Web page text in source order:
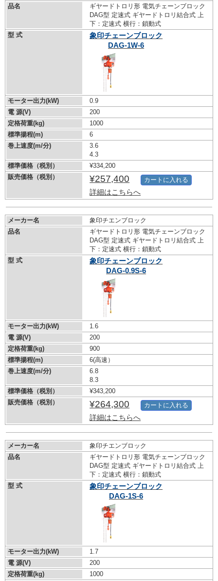
品名
ギヤードトロリ形 電気チェーンブロック
DAG型 定速式 ギヤードトロリ結合式 上
下：定速式 横行：鎖動式
型 式
象印チェーンブロック
DAG-1W-6
モーター出力(kW)
0.9
電 源(V)
200
定格荷重(kg)
1000
標準揚程(m)
6
巻上速度(m/分)
3.6
4.3
標準価格（税別）
¥334,200
販売価格（税別）
¥257,400
詳細はこちらへ
カートに入れる
メーカー名
象印チエンブロック
品名
ギヤードトロリ形 電気チェーンブロック
DAG型 定速式 ギヤードトロリ結合式 上
下：定速式 横行：鎖動式
型 式
象印チェーンブロック
DAG-0.9S-6
モーター出力(kW)
1.6
電 源(V)
200
定格荷重(kg)
900
標準揚程(m)
6(高速）
巻上速度(m/分)
6.8
8.3
標準価格（税別）
¥343,200
販売価格（税別）
¥264,300
詳細はこちらへ
カートに入れる
メーカー名
象印チエンブロック
品名
ギヤードトロリ形 電気チェーンブロック
DAG型 定速式 ギヤードトロリ結合式 上
下：定速式 横行：鎖動式
型 式
象印チェーンブロック
DAG-1S-6
モーター出力(kW)
1.7
電 源(V)
200
定格荷重(kg)
1000